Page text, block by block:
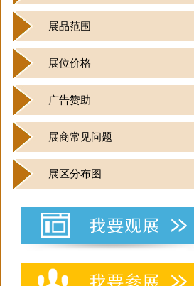
展品范围
展位价格
广告赞助
展商常见问题
展区分布图